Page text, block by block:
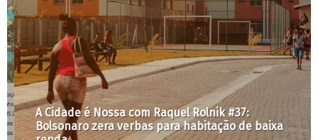
A Cidade é Nossa com Raquel Rolnik #37:
Bolsonaro zera verbas para habitação de baixa